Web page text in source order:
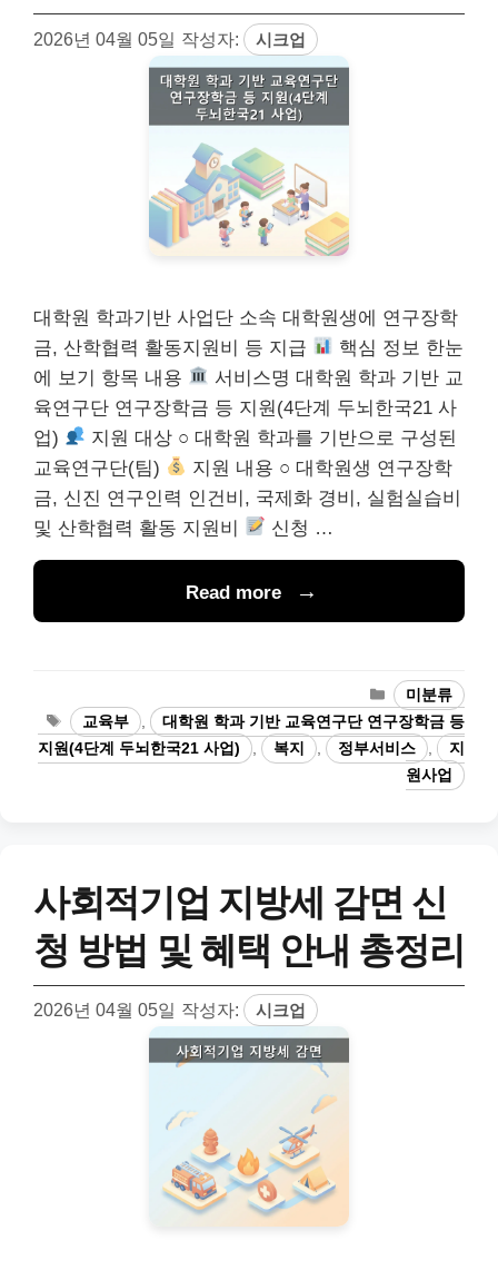
2026년 04월 05일 작성자: 시크업
대학원 학과기반 사업단 소속 대학원생에 연구장학
금, 산학협력 활동지원비 등 지급
핵심 정보 한눈
에 보기 항목 내용
서비스명 대학원 학과 기반 교
육연구단 연구장학금 등 지원(4단계 두뇌한국21 사
업)
지원 대상 ○ 대학원 학과를 기반으로 구성된
교육연구단(팀)
지원 내용 ○ 대학원생 연구장학
금, 신진 연구인력 인건비, 국제화 경비, 실험실습비
및 산학협력 활동 지원비
신청 …
Read more
카
테
고
리
미분류
태
그
교육부
대학원 학과 기반 교육연구단 연구장학금 등
지원(4단계 두뇌한국21 사업)
복지 정부서비스
지
원사업
사회적기업 지방세 감면 신
청 방법 및 혜택 안내 총정리
2026년 04월 05일 작성자: 시크업